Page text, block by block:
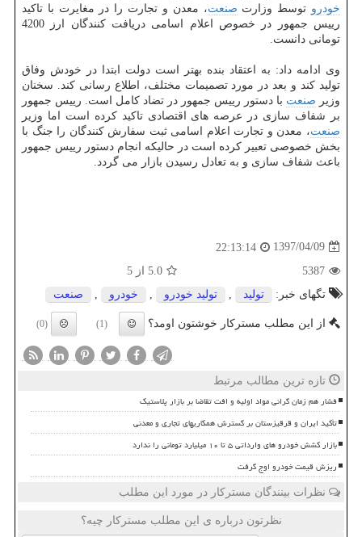
خودرو توسط وزارت صنعت، معدن و تجارت را در مغایرت با تاكید
رییس جمهور در خصوص اعلام اسامی دریافت كنندگان ارز 4200
تومانی دانست.
وی ادامه داد: به اعتقاد بنده بهتر است دولت ابتدا در خودش وفاق
تولید كند و بعد در مورد تصمیمات مختلف، اطلاع رسانی كند. سخنان
وزیر صنعت با دستور رییس جمهور در تضاد كامل است. رییس جمهور
بر شفاف سازی در عرصه های اقتصادی تاكید كرده است اما وزیر
صنعت، معدن و تجارت اعلام اسامی ثبت سفارش كنندگان را جنگ با
بخش خصوصی تعبیر كرده است در حالیكه انجام دستور رییس جمهور
باعث شفاف سازی و به تعادل رسیدن بازار می گردد.
1397/04/09
22:13:14
5387
5.0 از 5
تگهای خبر:
تولید تولید خودرو خودرو صنعت
از این مطلب مسترکار خوشتون اومد؟ (1)
(0)
تازه ترین مطالب مرتبط
فشار هم زمان گرانی مواد اولیه و افت تقاضا بر بازار پلاستیک
تأکید ایران و قرقیزستان بر گسترش همکاریهای تجاری و معدنی
بازار کشش خودرو های وارداتی ۵ تا ۱۰ میلیارد تومانی را ندارد
ریزش قیمت خودرو اوج گرفت
نظرات بینندگان مسترکار در مورد این مطلب
نظرتون درباره ی این مطلب مسترکار چیه؟